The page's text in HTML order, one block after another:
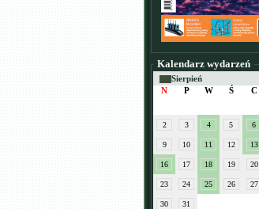
Kalendarz wydarzeń
Sierpień
N
P W Ś C
2 3 4 5 6
9 10 11 12 13
16 17 18 19 20
23 24 25 26 27
30 31